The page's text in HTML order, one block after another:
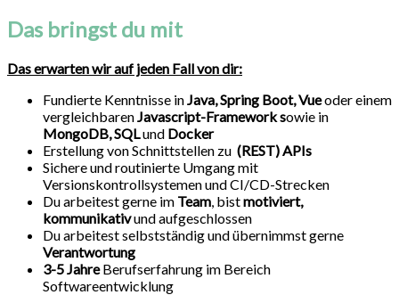
Das bringst du mit
Das erwarten wir auf jeden Fall von dir:
Fundierte Kenntnisse inJava, Spring Boot, Vueoder einem
vergleichbarenJavascript-Framework sowie in
MongoDB, SQLund Docker
Erstellung von Schnittstellen zu (REST) APIs
Sichere und routinierte Umgang mit
Versionskontrollsystemen und CI/CD-Strecken
Du arbeitest gerne im Team, bistmotiviert,
kommunikativund aufgeschlossen
Du arbeitest selbstständig und übernimmst gerne
Verantwortung
3-5 JahreBerufserfahrung im Bereich
Softwareentwicklung